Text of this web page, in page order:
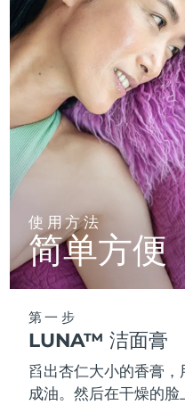
使用方法
简单方便
第一步
LUNA™ 洁面膏
舀出杏仁大小的香膏
成油。然后在干燥的